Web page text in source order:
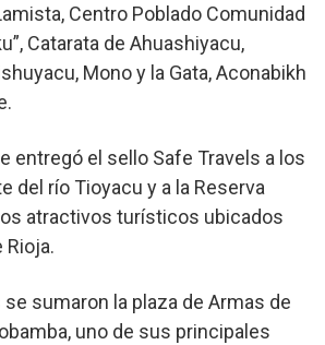
Centro Poblado Comunidad
Catarata de Ahuashiyacu,
Mono y la Gata, Aconabikh
entregó el sello Safe Travels a los
del río Tioyacu y a la Reserva
atractivos turísticos ubicados
Rioja.
sumaron la plaza de Armas de
uno de sus principales